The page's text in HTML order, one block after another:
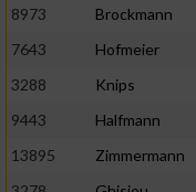
8973
Brockmann
7643
Hofmeier
3288
Knips
9443
Halfmann
13895
Zimmermann